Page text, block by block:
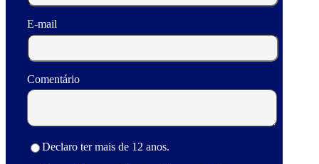
E-mail
Comentário
Declaro ter mais de 12 anos.